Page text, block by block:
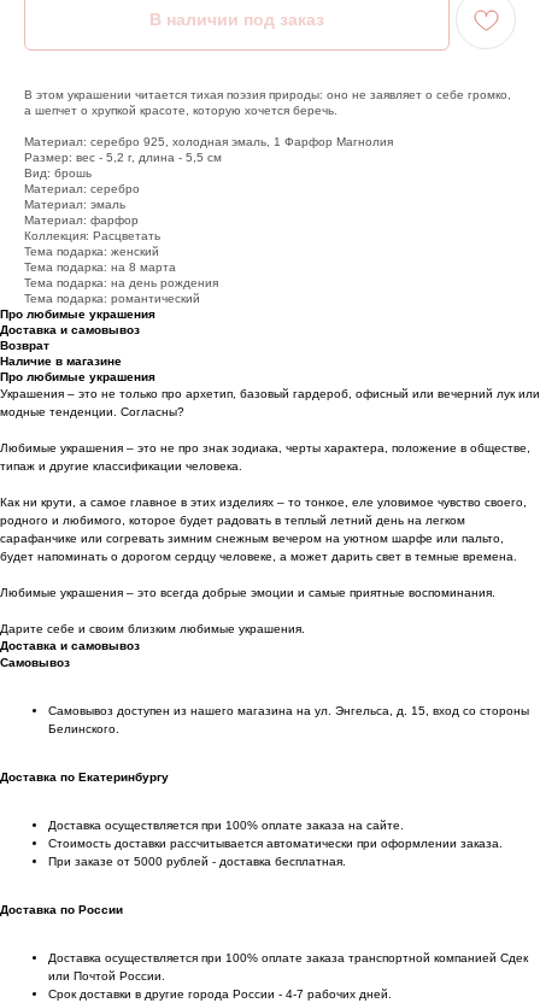
В этом украшении читается тихая поэзия природы: оно не заявляет о себе громко,
а шепчет о хрупкой красоте, которую хочется беречь.
Материал: серебро 925, холодная эмаль, 1 Фарфор Магнолия
Размер: вес - 5,2 г, длина - 5,5 см
Вид: брошь
Материал: серебро
Материал: эмаль
Материал: фарфор
Коллекция: Расцветать
Тема подарка: женский
Тема подарка: на 8 марта
Тема подарка: на день рождения
Тема подарка: романтический
Про любимые украшения
Доставка и самовывоз
Возврат
Наличие в магазине
Про любимые украшения
Украшения – это не только про архетип, базовый гардероб, офисный или вечерний лук или
модные тенденции. Согласны?
Любимые украшения – это не про знак зодиака, черты характера, положение в обществе,
типаж и другие классификации человека.
Как ни крути, а самое главное в этих изделиях – то тонкое, еле уловимое чувство своего,
родного и любимого, которое будет радовать в теплый летний день на легком
сарафанчике или согревать зимним снежным вечером на уютном шарфе или пальто,
будет напоминать о дорогом сердцу человеке, а может дарить свет в темные времена.
Любимые украшения – это всегда добрые эмоции и самые приятные воспоминания.
Дарите себе и своим близким любимые украшения.
Доставка и самовывоз
Самовывоз
Самовывоз доступен из нашего магазина на ул. Энгельса, д. 15, вход со стороны
Белинского.
Доставка по Екатеринбургу
Доставка осуществляется при 100% оплате заказа на сайте.
Стоимость доставки рассчитывается автоматически при оформлении заказа.
При заказе от 5000 рублей - доставка бесплатная.
Доставка по России
Доставка осуществляется при 100% оплате заказа транспортной компанией Сдек
или Почтой России.
Срок доставки в другие города России - 4-7 рабочих дней.